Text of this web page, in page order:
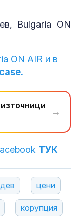
Bulgaria ON
ON AIR и в
→
ТУК
цени
корупция